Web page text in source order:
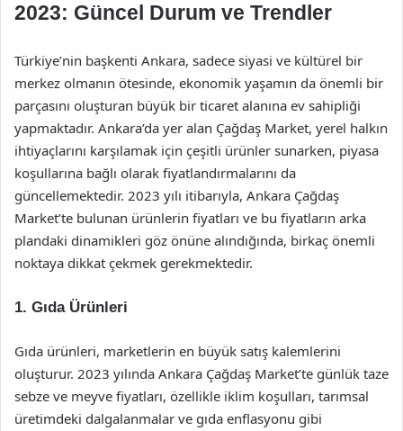
2023: Güncel Durum ve Trendler
Türkiye’nin başkenti Ankara, sadece siyasi ve kültürel bir
merkez olmanın ötesinde, ekonomik yaşamın da önemli bir
parçasını oluşturan büyük bir ticaret alanına ev sahipliği
yapmaktadır. Ankara’da yer alan Çağdaş Market, yerel halkın
ihtiyaçlarını karşılamak için çeşitli ürünler sunarken, piyasa
koşullarına bağlı olarak fiyatlandırmalarını da
güncellemektedir. 2023 yılı itibarıyla, Ankara Çağdaş
Market’te bulunan ürünlerin fiyatları ve bu fiyatların arka
plandaki dinamikleri göz önüne alındığında, birkaç önemli
noktaya dikkat çekmek gerekmektedir.
1. Gıda Ürünleri
Gıda ürünleri, marketlerin en büyük satış kalemlerini
oluşturur. 2023 yılında Ankara Çağdaş Market’te günlük taze
sebze ve meyve fiyatları, özellikle iklim koşulları, tarımsal
üretimdeki dalgalanmalar ve gıda enflasyonu gibi